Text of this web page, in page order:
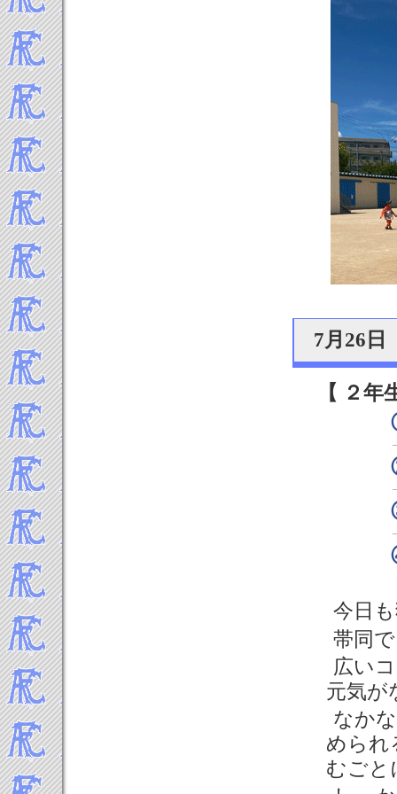
7月26日
【 ２年
今日
帯同
広い
元気が
なか
められ
むごと